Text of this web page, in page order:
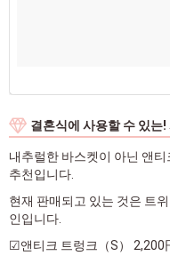
결혼식에 사용할 수 있
내추럴한 바스켓이 아닌 앤
추천입니다.
현재 판매되고 있는 것은 트
인입니다.
☑앤티크 트렁크（S） 2,200